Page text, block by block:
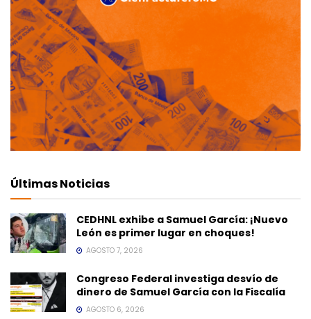
Últimas Noticias
CEDHNL exhibe a Samuel García: ¡Nuevo
León es primer lugar en choques!
AGOSTO 7, 2026
Congreso Federal investiga desvío de
dinero de Samuel García con la Fiscalía
AGOSTO 6, 2026